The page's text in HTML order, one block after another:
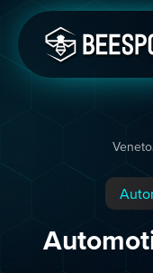
Veneto